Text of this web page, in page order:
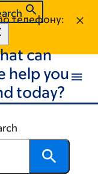
телефону:
can
help you
today?